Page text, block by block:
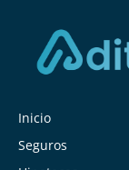
Inicio
Seguros